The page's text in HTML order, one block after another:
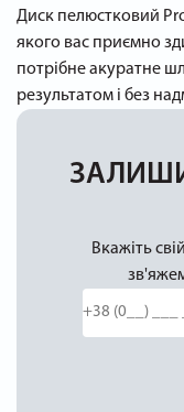
Диск пелюстковий
якого вас приємно
потрібне акуратне
результатом і без
Вкажіть